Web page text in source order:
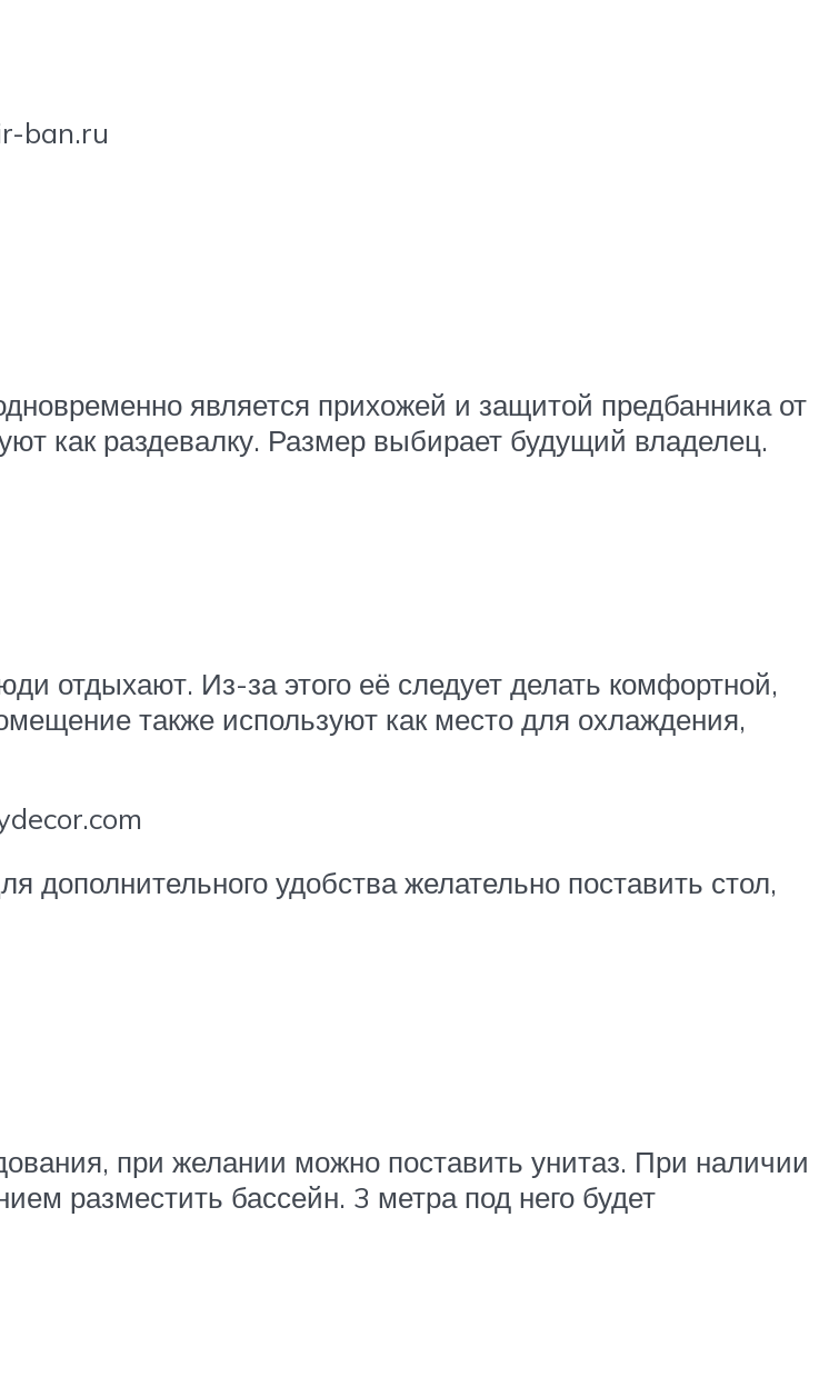
ban.ru
является прихожей и защитой предбанника от
как раздевалку. Размер выбирает будущий владелец.
отдыхают. Из-за этого её следует делать комфортной,
также используют как место для охлаждения,
удобства желательно поставить стол,
при желании можно поставить унитаз. При наличии
разместить бассейн. 3 метра под него будет